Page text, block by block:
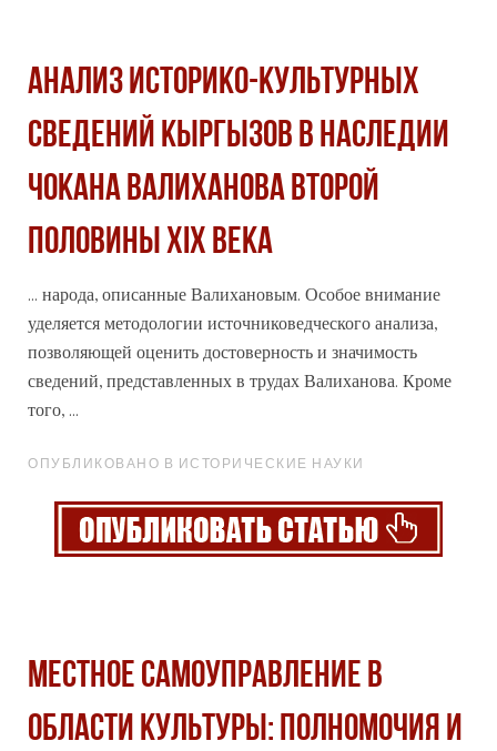
АНАЛИЗ ИСТОРИКО-КУЛЬТУРНЫХ
СВЕДЕНИЙ КЫРГЫЗОВ В НАСЛЕДИИ
ЧОКАНА ВАЛИХАНОВА ВТОРОЙ
ПОЛОВИНЫ XIX ВЕКА
... народа, описанные Валихановым. Особое внимание
уделяется методологии источниковедческого анализа,
позволяющей оценить достоверность и значимость
сведений, представленных в трудах Валиханова. Кроме
того, ...
ОПУБЛИКОВАНО В ИСТОРИЧЕСКИЕ НАУКИ
МЕСТНОЕ САМОУПРАВЛЕНИЕ В
ОБЛАСТИ КУЛЬТУРЫ: ПОЛНОМОЧИЯ И